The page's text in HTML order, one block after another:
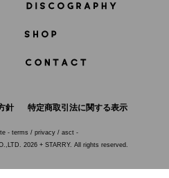
針 特定商取引法に関する表示
- terms / privacy / asct -
2026 + STARRY. All rights reserved.